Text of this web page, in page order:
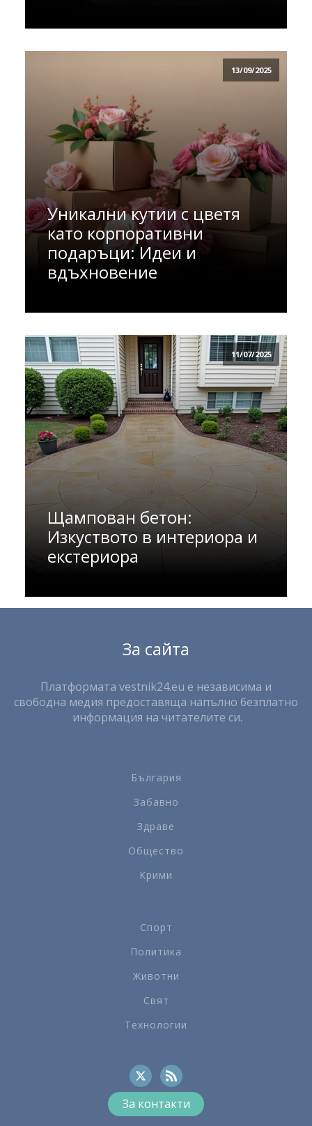
13/09/2025
Уникални кутии с цветя
като корпоративни
подаръци: Идеи и
вдъхновение
11/07/2025
Щампован бетон:
Изкуството в интериора и
екстериора
За сайта
Платформата vestnik24.eu е независима и
свободна медия предоставяща напълно безплатно
информация на читателите си.
България
Забавно
Здраве
Общество
Крими
Спорт
Политика
Животни
Свят
Технологии
За контакти